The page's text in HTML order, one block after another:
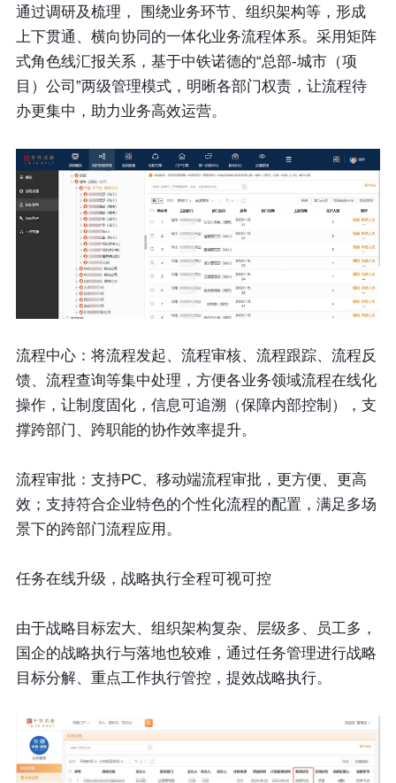
通过调研及梳理， 围绕业务环节、组织架构等，形成
上下贯通、横向协同的一体化业务流程体系。采用矩阵
式角色线汇报关系，基于中铁诺德的“总部-城市（项
目）公司”两级管理模式，明晰各部门权责，让流程待
办更集中，助力业务高效运营。
流程中心： 将流程发起、流程审核、流程跟踪、流程反
馈、流程查询等集中处理，方便各业务领域流程在线化
操作，让制度固化，信息可追溯（保障内部控制），支
撑跨部门、跨职能的协作效率提升。
流程审批： 支持PC、移动端流程审批，更方便、更高
效；支持符合企业特色的个性化流程的配置，满足多场
景下的跨部门流程应用。
任务在线升级，战略执行全程可视可控
由于战略目标宏大、组织架构复杂、层级多、员工多，
国企的战略执行与落地也较难，通过任务管理进行战略
目标分解、重点工作执行管控，提效战略执行。